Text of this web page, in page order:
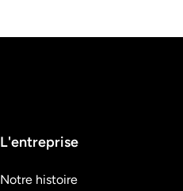
L'entreprise
Notre histoire